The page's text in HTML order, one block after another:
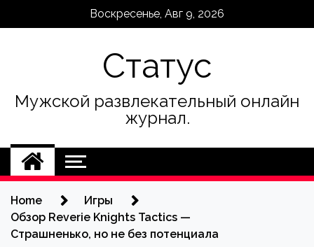
Воскресенье, Авг 9, 2026
Статус
Мужской развлекательный онлайн
журнал.
Home
Игры
Обзор Reverie Knights Tactics —
Страшненько, но не без потенциала